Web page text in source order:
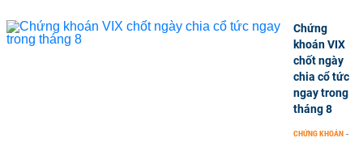
Chứng
khoán VIX
chốt ngày
chia cổ tức
ngay trong
tháng 8
CHỨNG KHOÁN -